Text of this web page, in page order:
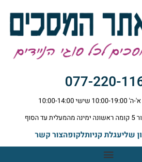
077-220-
14:00
הסוף
שליעגלת קניותלקופהצור קשר